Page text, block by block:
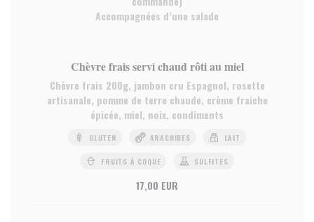
Accompagnées d’une salade
Chèvre frais servi chaud rôti au miel
Chèvre frais 200g, jambon cru Espagnol, rosette
artisanale, pomme de terre chaude, crème fraiche
épicée, miel, noix, condiments
GLUTEN ARACHIDES LAIT
FRUITS À COQUE SULFITES
17,00 EUR